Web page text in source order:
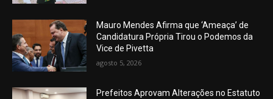
Mauro Mendes Afirma que ‘Ameaça’ de
Candidatura Própria Tirou o Podemos da
Vice de Pivetta
agosto 5, 2026
Prefeitos Aprovam Alterações no Estatuto